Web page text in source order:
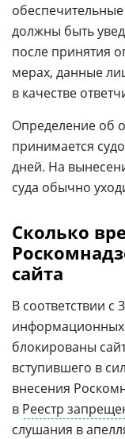
должны быть
после принятия
мерах, данные
в качестве
Определение об
принимается
дней. На
суда обычно
Сколько
сайта
В соответствии
информационных
блокированы
вступившего в
внесения
в Реестр
слушания в